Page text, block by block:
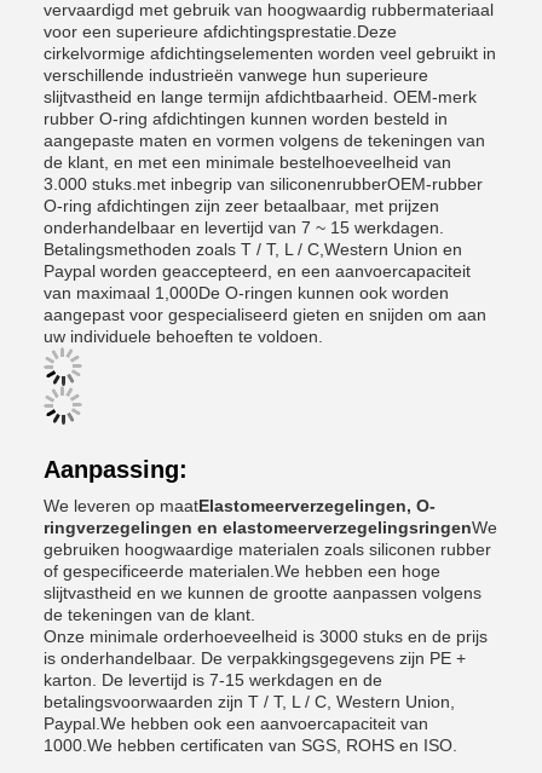
vervaardigd met gebruik van hoogwaardig rubbermateriaal
voor een superieure afdichtingsprestatie.Deze
cirkelvormige afdichtingselementen worden veel gebruikt in
verschillende industrieën vanwege hun superieure
slijtvastheid en lange termijn afdichtbaarheid. OEM-merk
rubber O-ring afdichtingen kunnen worden besteld in
aangepaste maten en vormen volgens de tekeningen van
de klant, en met een minimale bestelhoeveelheid van
3.000 stuks.met inbegrip van siliconenrubberOEM-rubber
O-ring afdichtingen zijn zeer betaalbaar, met prijzen
onderhandelbaar en levertijd van 7 ~ 15 werkdagen.
Betalingsmethoden zoals T / T, L / C,Western Union en
Paypal worden geaccepteerd, en een aanvoercapaciteit
van maximaal 1,000De O-ringen kunnen ook worden
aangepast voor gespecialiseerd gieten en snijden om aan
uw individuele behoeften te voldoen.
Aanpassing:
We leveren op maatElastomeerverzegelingen, O-
ringverzegelingen en elastomeerverzegelingsringenWe
gebruiken hoogwaardige materialen zoals siliconen rubber
of gespecificeerde materialen.We hebben een hoge
slijtvastheid en we kunnen de grootte aanpassen volgens
de tekeningen van de klant.
Onze minimale orderhoeveelheid is 3000 stuks en de prijs
is onderhandelbaar. De verpakkingsgegevens zijn PE +
karton. De levertijd is 7-15 werkdagen en de
betalingsvoorwaarden zijn T / T, L / C, Western Union,
Paypal.We hebben ook een aanvoercapaciteit van
1000.We hebben certificaten van SGS, ROHS en ISO.